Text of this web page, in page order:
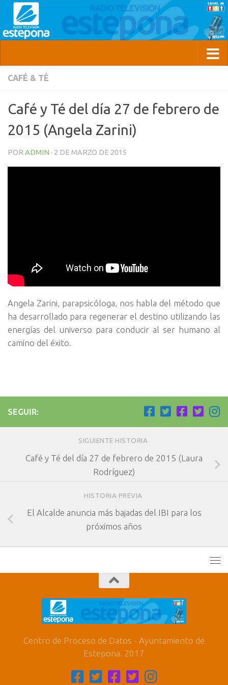
CAFÉ & TÉ
Café y Té del día 27 de febrero de
2015 (Angela Zarini)
POR ADMIN · 2 DE MARZO DE 2015
Angela Zarini, parapsicóloga, nos habla del método que
ha desarrollado para regenerar el destino utilizando las
energías del universo para conducir al ser humano al
camino del éxito.
SEGUIR:
SIGUIENTE HISTORIA
Café y Té del día 27 de febrero de 2015 (Laura
Rodríguez)
HISTORIA PREVIA
El Alcalde anuncia más bajadas del IBI para los
próximos años
Centro de Proceso de Datos - Ayuntamiento de
Estepona. 2017